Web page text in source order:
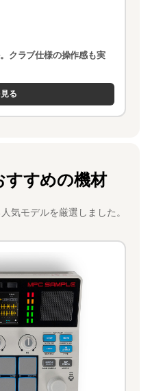
クラブ仕様の操作感も実
る
すめの機材
気モデルを厳選しました。